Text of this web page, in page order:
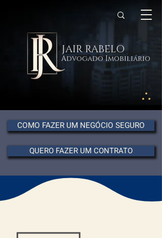
JAIR RABELO
Advogado Imobiliário
COMO FAZER UM NEGÓCIO SEGURO
QUERO FAZER UM CONTRATO